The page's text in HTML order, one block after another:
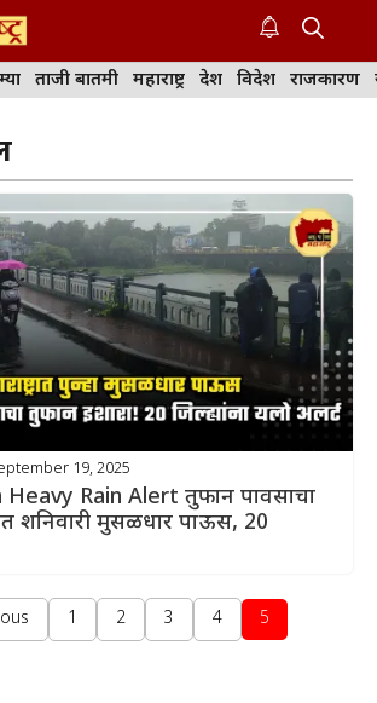
ताजी बातमी महाराष्ट्र देश विदेश राजकारण
19, 2025
Rain Alert तुफान पावसाचा
शनिवारी मुसळधार पाऊस, 20
1 2 3 4 5